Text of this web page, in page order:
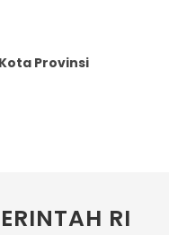
Provinsi
RI